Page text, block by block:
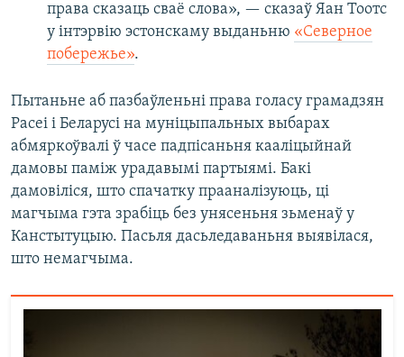
права сказаць сваё слова», — сказаў Яан Тоотс
у інтэрвію эстонскаму выданьню «Северное
побережье».
Пытаньне аб пазбаўленьні права голасу грамадзян
Расеі і Беларусі на муніцыпальных выбарах
абмяркоўвалі ў часе падпісаньня кааліцыйнай
дамовы паміж урадавымі партыямі. Бакі
дамовіліся, што спачатку прааналізуюць, ці
магчыма гэта зрабіць без унясеньня зьменаў у
Канстытуцыю. Пасьля дасьледаваньня выявілася,
што немагчыма.